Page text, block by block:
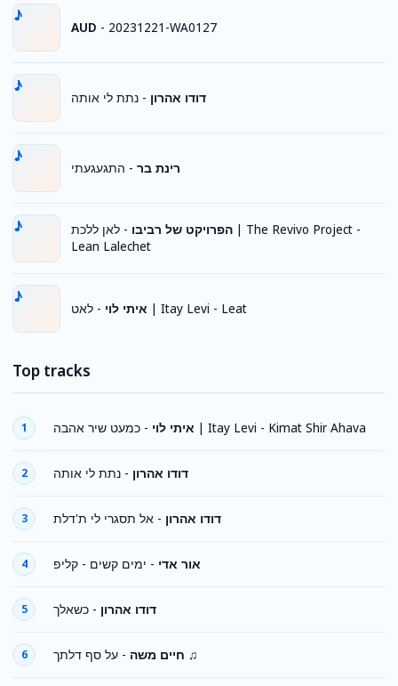
AUD - 20231221-WA0127
דודו אהרון - נתת לי אותה
רינת בר - התגעגעתי
הפרויקט של רביבו - לאן ללכת | The Revivo Project -
Lean Lalechet
איתי לוי - לאט | Itay Levi - Leat
Top tracks
1 איתי לוי - כמעט שיר אהבה | Itay Levi - Kimat Shir Ahava
2 דודו אהרון - נתת לי אותה
3 דודו אהרון - אל תסגרי לי ת'דלת
4 אור אדי - ימים קשים - קליפ
5 דודו אהרון - כשאלך
6 חיים משה - על סף דלתך ♫